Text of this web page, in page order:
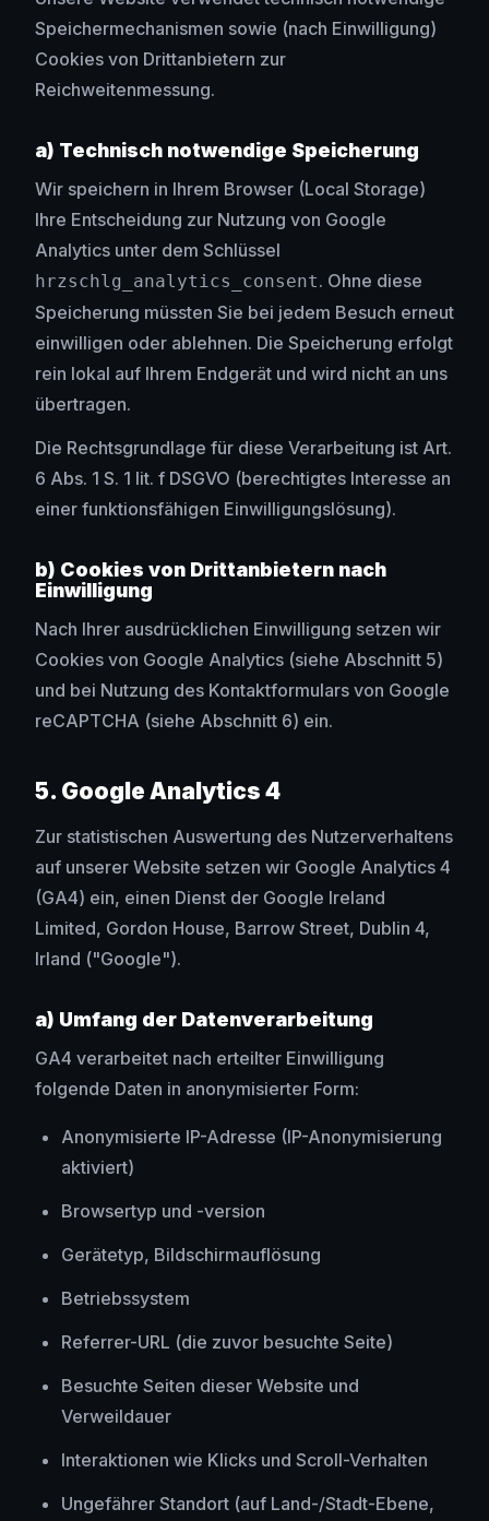
Speichermechanismen sowie (nach Einwilligung)
Cookies von Drittanbietern zur
Reichweitenmessung.
a) Technisch notwendige Speicherung
Wir speichern in Ihrem Browser (Local Storage)
Ihre Entscheidung zur Nutzung von Google
Analytics unter dem Schlüssel
hrzschlg_analytics_consent. Ohne diese
Speicherung müssten Sie bei jedem Besuch erneut
einwilligen oder ablehnen. Die Speicherung erfolgt
rein lokal auf Ihrem Endgerät und wird nicht an uns
übertragen.
Die Rechtsgrundlage für diese Verarbeitung ist Art.
6 Abs. 1 S. 1 lit. f DSGVO (berechtigtes Interesse an
einer funktionsfähigen Einwilligungslösung).
b) Cookies von Drittanbietern nach
Einwilligung
Nach Ihrer ausdrücklichen Einwilligung setzen wir
Cookies von Google Analytics (siehe Abschnitt 5)
und bei Nutzung des Kontaktformulars von Google
reCAPTCHA (siehe Abschnitt 6) ein.
5. Google Analytics 4
Zur statistischen Auswertung des Nutzerverhaltens
auf unserer Website setzen wir Google Analytics 4
(GA4) ein, einen Dienst der Google Ireland
Limited, Gordon House, Barrow Street, Dublin 4,
Irland ("Google").
a) Umfang der Datenverarbeitung
GA4 verarbeitet nach erteilter Einwilligung
folgende Daten in anonymisierter Form:
Anonymisierte IP-Adresse (IP-Anonymisierung
aktiviert)
Browsertyp und -version
Gerätetyp, Bildschirmauflösung
Betriebssystem
Referrer-URL (die zuvor besuchte Seite)
Besuchte Seiten dieser Website und
Verweildauer
Interaktionen wie Klicks und Scroll-Verhalten
Ungefährer Standort (auf Land-/Stadt-Ebene,